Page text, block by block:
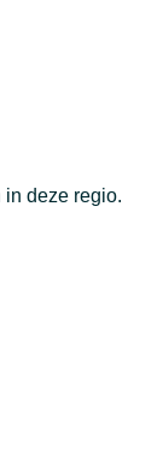
deze regio.